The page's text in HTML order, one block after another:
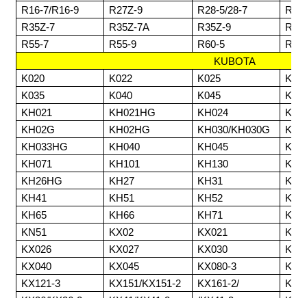
R16-7/R16-9
R27Z-9 R28-5/28-7
R30
R35Z-7
R35Z-7A R35Z-9
R55-7
R55-9 R60-5
KUBOTA
K020
K022 K025
K035
K040 K045
KH021
KH021HG KH024
KH02G
KH02HG KH030/KH030G
KH033HG
KH040 KH045
KH071
KH101 KH130
KH26HG
KH27 KH31
KH41
KH51 KH52
KH65
KH66 KH71
KN51
KX02 KX021
KX026
KX027 KX030
KX040
KX045 KX080-3
KX121-3
KX151/KX151-2 KX161-2/